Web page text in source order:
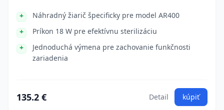
Náhradný žiarič špecificky pre model AR400
Príkon 18 W pre efektívnu sterilizáciu
Jednoduchá výmena pre zachovanie funkčnosti
zariadenia
135.2 € Detail kúpiť